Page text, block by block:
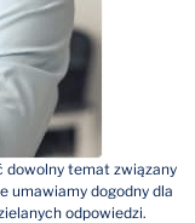
dowolny temat związany
umawiamy dogodny dla
odpowiedzi.